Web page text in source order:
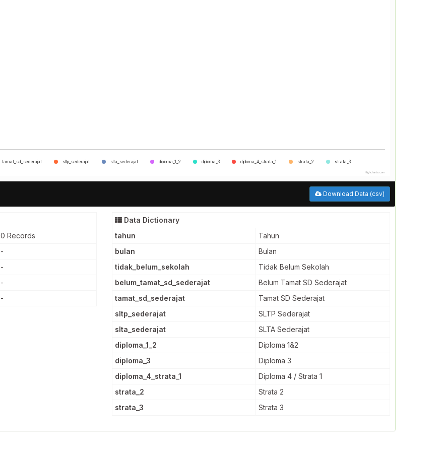
tamat_sd_sederajat sltp_sederajat slta_sederajat diploma_1_2 diploma_3 diploma_4_strata_1 strata_2 strata_3
Highcharts.com
Download Data (csv)
0 Records
-
-
-
-
Data Dictionary
tahun
Tahun
bulan
Bulan
tidak_belum_sekolah
Tidak Belum Sekolah
belum_tamat_sd_sederajat
Belum Tamat SD Sederajat
tamat_sd_sederajat
Tamat SD Sederajat
sltp_sederajat
SLTP Sederajat
slta_sederajat
SLTA Sederajat
diploma_1_2
Diploma 1&2
diploma_3
Diploma 3
diploma_4_strata_1
Diploma 4 / Strata 1
strata_2
Strata 2
strata_3
Strata 3